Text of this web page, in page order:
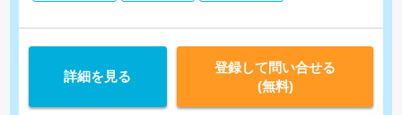
詳細を見る
登録して問い合せる
(無料)